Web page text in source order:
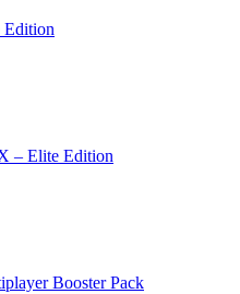
Edition
– Elite Edition
Booster Pack